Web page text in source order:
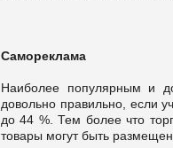
Самореклама
Наиболее популярным и
довольно правильно, если
до 44 %. Тем более что
товары могут быть